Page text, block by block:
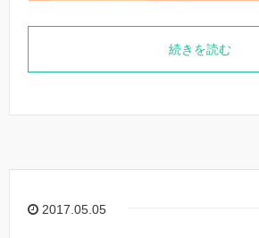
続きを読む
2017.05.05